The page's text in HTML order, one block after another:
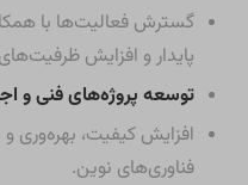
گسترش فعالیت‌ها با
پایدار و افزایش
توسعه پروژه‌های فنی و
افزایش کیفیت، بهره‌وری و
فناوری‌های نوین.